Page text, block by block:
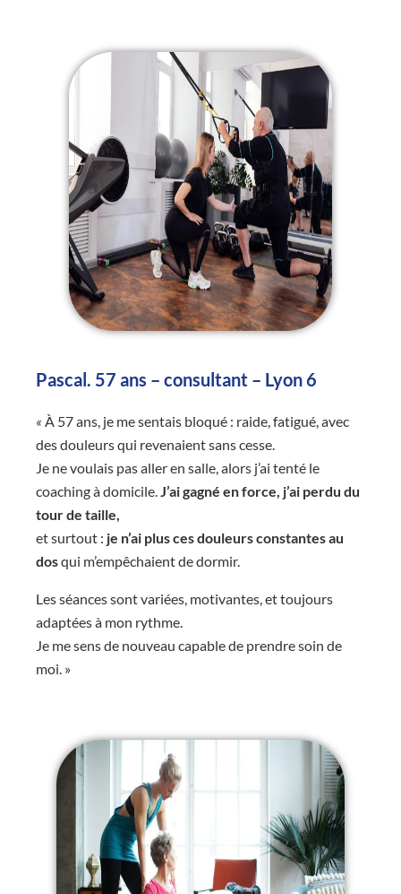
Pascal. 57 ans – consultant – Lyon 6
« À 57 ans, je me sentais bloqué : raide, fatigué, avec
des douleurs qui revenaient sans cesse.
Je ne voulais pas aller en salle, alors j’ai tenté le
coaching à domicile.J’ai gagné en force, j’ai perdu du
tour de taille,
et surtout : je n’ai plus ces douleurs constantes au
dosqui m’empêchaient de dormir.
Les séances sont variées, motivantes, et toujours
adaptées à mon rythme.
Je me sens de nouveau capable de prendre soin de
moi. »